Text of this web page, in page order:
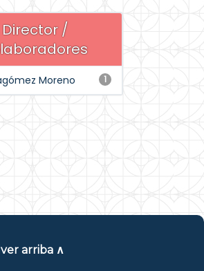
Director /
1
Moreno
arriba ∧